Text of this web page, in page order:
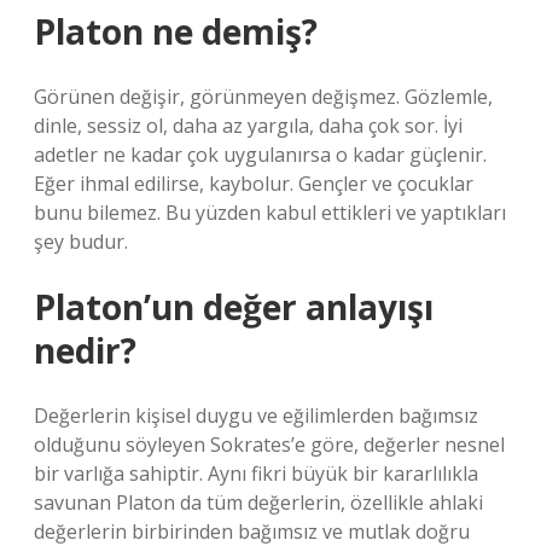
Platon ne demiş?
Görünen değişir, görünmeyen değişmez. Gözlemle,
dinle, sessiz ol, daha az yargıla, daha çok sor. İyi
adetler ne kadar çok uygulanırsa o kadar güçlenir.
Eğer ihmal edilirse, kaybolur. Gençler ve çocuklar
bunu bilemez. Bu yüzden kabul ettikleri ve yaptıkları
şey budur.
Platon’un değer anlayışı
nedir?
Değerlerin kişisel duygu ve eğilimlerden bağımsız
olduğunu söyleyen Sokrates’e göre, değerler nesnel
bir varlığa sahiptir. Aynı fikri büyük bir kararlılıkla
savunan Platon da tüm değerlerin, özellikle ahlaki
değerlerin birbirinden bağımsız ve mutlak doğru